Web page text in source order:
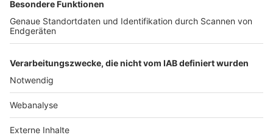
Nutzungsbedingungen Datenschutz Impressum